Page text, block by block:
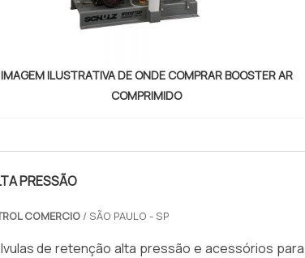
IMAGEM ILUSTRATIVA DE ONDE COMPRAR BOOSTER AR
COMPRIMIDO
PRESSÃO
COMERCIO / SÃO PAULO - SP
de retenção alta pressão e acessórios para